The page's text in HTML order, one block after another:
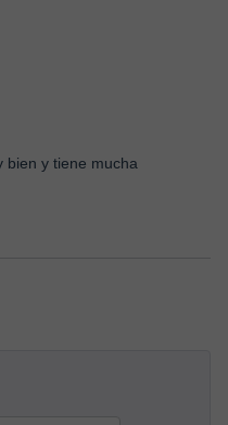
bien y tiene mucha